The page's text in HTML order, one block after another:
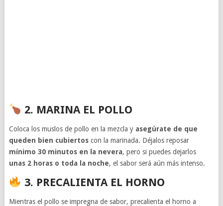
2. MARINA EL POLLO
Coloca los muslos de pollo en la mezcla y asegúrate de que
queden bien cubiertoscon la marinada. Déjalos reposar
mínimo 30 minutos en la nevera, pero si puedes dejarlos
unas 2 horas o toda la noche, el sabor será aún más intenso.
3. PRECALIENTA EL HORNO
Mientras el pollo se impregna de sabor, precalienta el horno a